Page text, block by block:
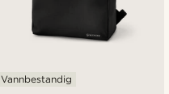
Vannbestandig